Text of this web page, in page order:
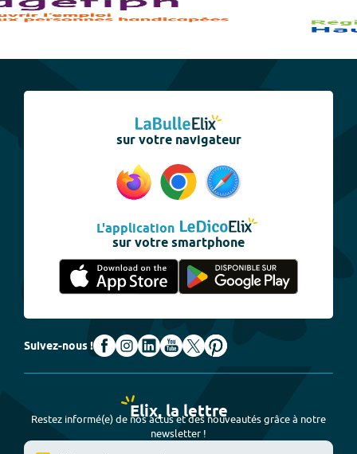
sur votre navigateur
L'application
sur votre smartphone
Suivez-nous !
Elix, la lettre
Restez informé(e) de nos actus et des nouveautés grâce à notre
newsletter !